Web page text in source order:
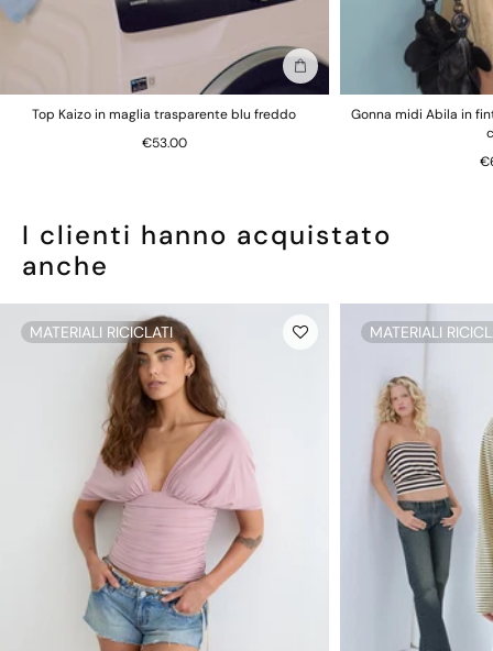
Aggiungi alla borsa
Top Kaizo in maglia trasparente blu freddo
€53.00
Gonna midi Abila in
I clienti hanno acquistato
anche
MATERIALI RICICLATI MATERIALI